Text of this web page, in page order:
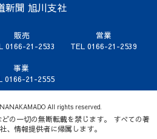
新聞 旭川支社
販売
0166-21-2533
営業
TEL 0166-21-2539
事業
0166-21-2555
All rights reserved.
の一切の無断転載を禁じます。 すべての著
、情報提供者に帰属します。